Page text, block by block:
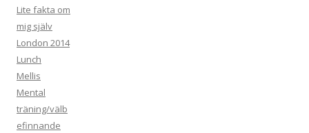
Lite fakta om
mig själv
London 2014
Lunch
Mellis
Mental
träning/välb
efinnande